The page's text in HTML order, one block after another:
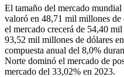
El tamaño del mercado mundial
valoró en 48,71 mil millones de
el mercado crecerá de 54,40
93,52 mil millones de dólares
compuesta anual del 8,0%
Norte dominó el mercado de
mercado del 33,02% en 2023.